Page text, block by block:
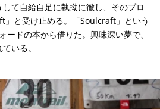
て自給自足に執拗に徹し、そのプロ
」と受け止める。「Soulcraft」という
ードの本から借りた。興味深い夢で、
いる。